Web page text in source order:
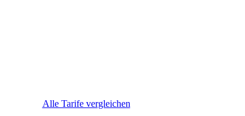
Alle Tarife vergleichen